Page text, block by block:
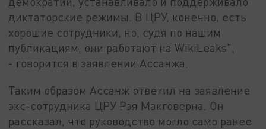
диктаторские режимы. В ЦРУ, конечно, есть
хорошие сотрудники, но, судя по нашим
публикациям, они работают на WikiLeaks",
- говорится в заявлении Ассанжа.
Таким образом Ассанж ответил на заявление
экс-сотрудника ЦРУ Рэя Макговерна. Он
рассказал, что руководство могло само ранее